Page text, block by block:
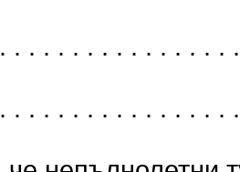
. . . . . . . . . . . . . .
. . . . . . . . . . . . . .